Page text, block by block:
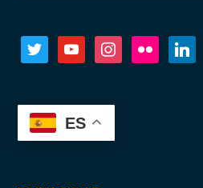
twitter youtube instagramflickr
ES